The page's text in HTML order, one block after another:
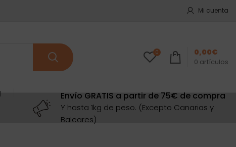
Mi cuenta
0
0 artículos
0,00€
Envío GRATIS a partir de 75€ de compra
Y hasta 1kg de peso. (Excepto Canarias y
Baleares)